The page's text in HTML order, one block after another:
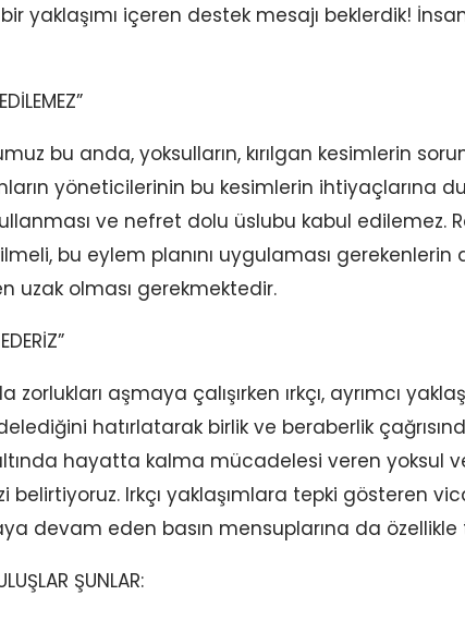
yaklaşımı içeren destek mesajı beklerdik!
bu anda, yoksulların, kırılgan kesimlerin
yöneticilerinin bu kesimlerin ihtiyaçlarına
ve nefret dolu üslubu kabul edilemez.
bu eylem planını uygulaması gerekenlerin
uzak olması gerekmektedir.
zorlukları aşmaya çalışırken ırkçı, ayrımcı
hatırlatarak birlik ve beraberlik
hayatta kalma mücadelesi veren yoksul ve
Irkçı yaklaşımlara tepki gösteren
devam eden basın mensuplarına da özellikle
ŞUNLAR: